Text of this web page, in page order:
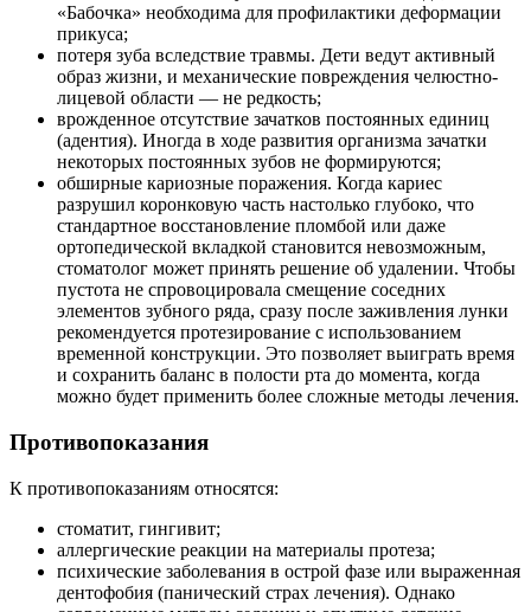
«Бабочка» необходима для профилактики деформации
прикуса;
потеря зуба вследствие травмы. Дети ведут активный
образ жизни, и механические повреждения челюстно-
лицевой области — не редкость;
врожденное отсутствие зачатков постоянных единиц
(адентия). Иногда в ходе развития организма зачатки
некоторых постоянных зубов не формируются;
обширные кариозные поражения. Когда кариес
разрушил коронковую часть настолько глубоко, что
стандартное восстановление пломбой или даже
ортопедической вкладкой становится невозможным,
стоматолог может принять решение об удалении. Чтобы
пустота не спровоцировала смещение соседних
элементов зубного ряда, сразу после заживления лунки
рекомендуется протезирование с использованием
временной конструкции. Это позволяет выиграть время
и сохранить баланс в полости рта до момента, когда
можно будет применить более сложные методы лечения.
Противопоказания
К противопоказаниям относятся:
стоматит, гингивит;
аллергические реакции на материалы протеза;
психические заболевания в острой фазе или выраженная
дентофобия (панический страх лечения). Однако